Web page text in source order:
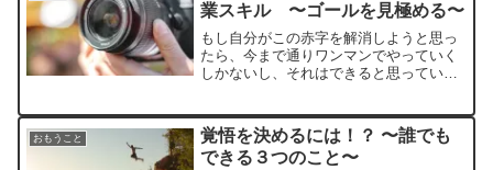
業スキル 〜ゴールを見極める〜
もし自分がこの赤字を解消しようと思っ
たら、今まで通りワンマンでやっていく
しかないし、それはできると思ってい
ら組織づくりまで全てをダメにしてしま
う。だから今までと違う形でこの赤字を
解消するために、君にお願いしたんだ
おもうこと
覚悟を決めるには！？ 〜誰でも
できる３つのこと〜